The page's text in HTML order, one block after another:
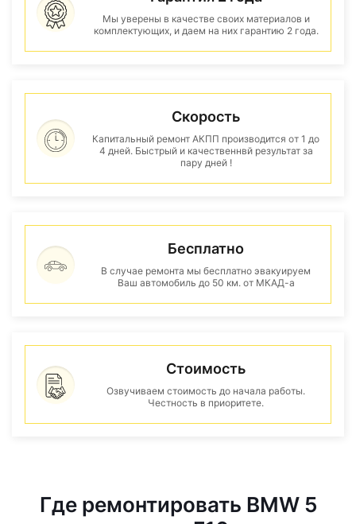
Мы уверены в качестве своих материалов и
комплектующих, и даем на них гарантию 2 года.
Скорость
Капитальный ремонт АКПП производится от 1 до
4 дней. Быстрый и качественнвй результат за
пару дней !
Бесплатно
В случае ремонта мы бесплатно эвакуируем
Ваш автомобиль до 50 км. от МКАД-а
Стоимость
Озвучиваем стоимость до начала работы.
Честность в приоритете.
Где ремонтировать BMW 5